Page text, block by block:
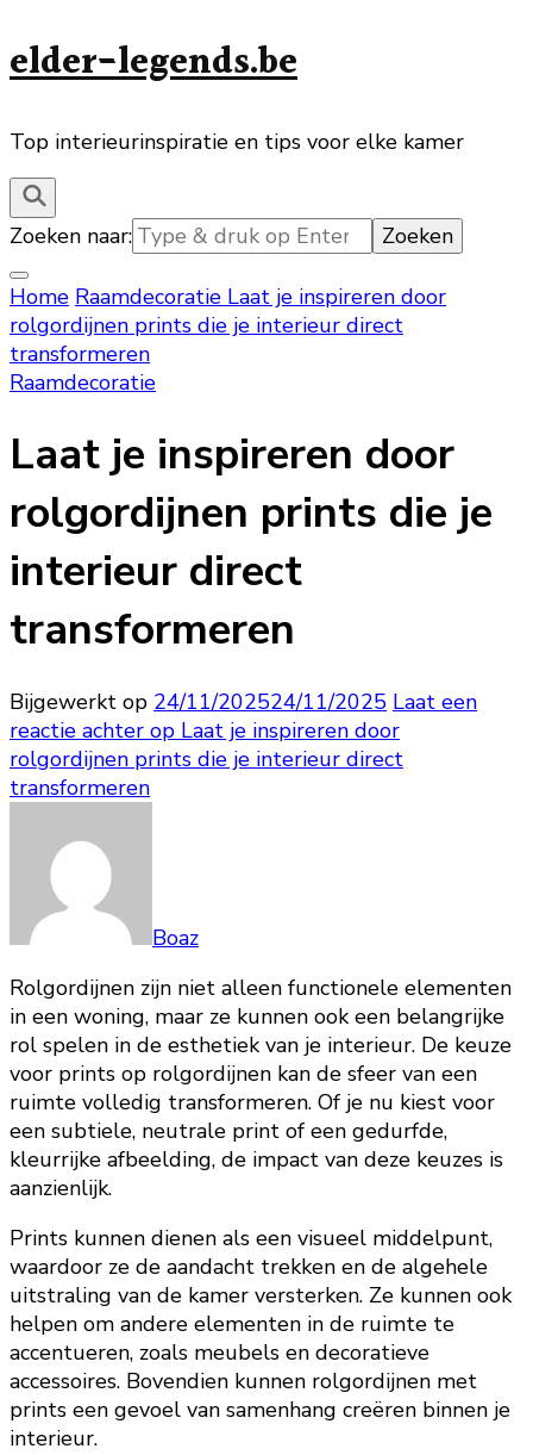
elder-legends.be
Top interieurinspiratie en tips voor elke kamer
Zoeken naar:
Home Raamdecoratie Laat je inspireren door
rolgordijnen prints die je interieur direct
transformeren
Raamdecoratie
Laat je inspireren door
rolgordijnen prints die je
interieur direct
transformeren
Bijgewerkt op 24/11/202524/11/2025 Laat een
reactie achter op Laat je inspireren door
rolgordijnen prints die je interieur direct
transformeren
Boaz
Rolgordijnen zijn niet alleen functionele elementen
in een woning, maar ze kunnen ook een belangrijke
rol spelen in de esthetiek van je interieur. De keuze
voor prints op rolgordijnen kan de sfeer van een
ruimte volledig transformeren. Of je nu kiest voor
een subtiele, neutrale print of een gedurfde,
kleurrijke afbeelding, de impact van deze keuzes is
aanzienlijk.
Prints kunnen dienen als een visueel middelpunt,
waardoor ze de aandacht trekken en de algehele
uitstraling van de kamer versterken. Ze kunnen ook
helpen om andere elementen in de ruimte te
accentueren, zoals meubels en decoratieve
accessoires. Bovendien kunnen rolgordijnen met
prints een gevoel van samenhang creëren binnen je
interieur.